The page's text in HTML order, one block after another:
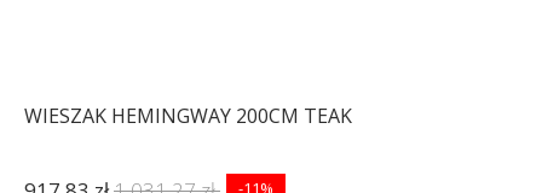
WIESZAK HEMINGWAY 200CM TEAK